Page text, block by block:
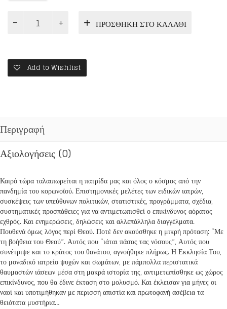
ΠΙΣΤΗ
ΤΗΣ
ΠΑΝΔΗΜΙΑΣ
ποσότητα
ΠΡΟΣΘΉΚΗ ΣΤΟ ΚΑΛΆΘΙ
Add to Wishlist
Περιγραφή
Αξιολογήσεις (0)
Καιρό τώρα ταλαιπωρείται η πατρίδα μας και όλος ο κόσμος από την
πανδημία του κορωνοϊού. Επιστημονικές μελέτες των ειδικών ιατρών,
συσκέψεις των υπεύθυνων πολιτικών, στατιστικές, προγράμματα, σχέδια,
συστηματικές προσπάθειες για να αντιμετωπισθεί ο επικίνδυνος αόρατος
εχθρός. Και ενημερώσεις, δηλώσεις και αλλεπάλληλα διαγγέλματα.
Πουθενά όμως λόγος περί Θεού. Ποτέ δεν ακούσθηκε η μικρή πρόταση: “Με
τη βοήθεια του Θεού”. Αυτός που “ιάται πάσας τας νόσους”, Αυτός που
συνέτριψε και το κράτος του θανάτου, αγνοήθηκε πλήρως. Η Εκκλησία Του,
το μοναδικό ιατρείο ψυχών και σωμάτων, με πάμπολλα περιστατικά
θαυμαστών ιάσεων μέσα στη μακρά ιστορία της, αντιμετωπίσθηκε ως χώρος
επικίνδυνος, που θα έδινε έκταση στο μολυσμό. Και έκλεισαν για μήνες οι
ναοί και υποτιμήθηκαν με περισσή απιστία και πρωτοφανή ασέβεια τα
θειότατα μυστήρια…